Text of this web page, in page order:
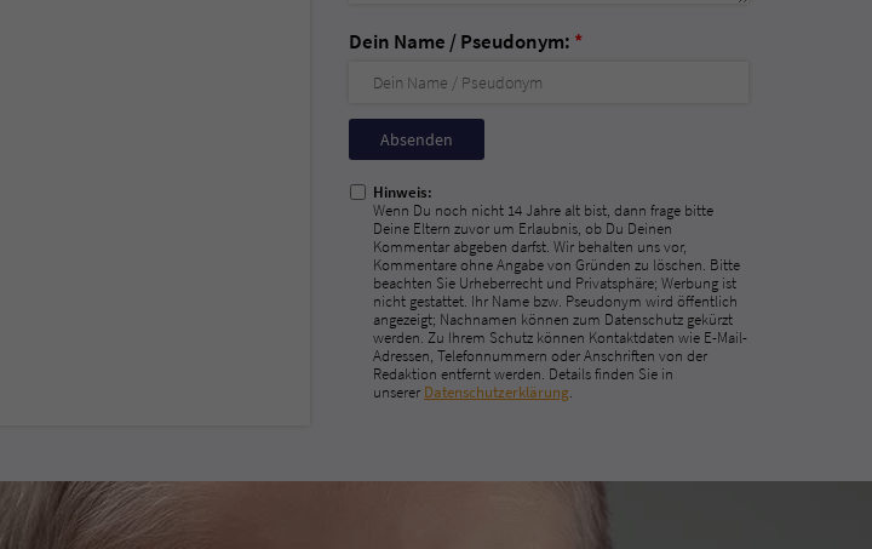
Dein Name / Pseudonym: *
Nicht
ausfüllen!
Hinweis:
Wenn Du noch nicht 14 Jahre alt bist, dann frage bitte
Deine Eltern zuvor um Erlaubnis, ob Du Deinen
Kommentar abgeben darfst. Wir behalten uns vor,
Kommentare ohne Angabe von Gründen zu löschen. Bitte
beachten Sie Urheberrecht und Privatsphäre; Werbung ist
nicht gestattet. Ihr Name bzw. Pseudonym wird öffentlich
angezeigt; Nachnamen können zum Datenschutz gekürzt
werden. Zu Ihrem Schutz können Kontaktdaten wie E-Mail-
Adressen, Telefonnummern oder Anschriften von der
Redaktion entfernt werden. Details finden Sie in
unserer Datenschutzerklärung.